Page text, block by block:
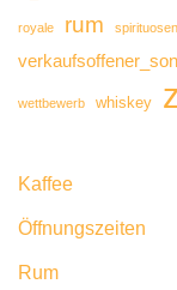
royale rum spirituosen
wettbewerb whiskey
Kaffee
Öffnungszeiten
Rum